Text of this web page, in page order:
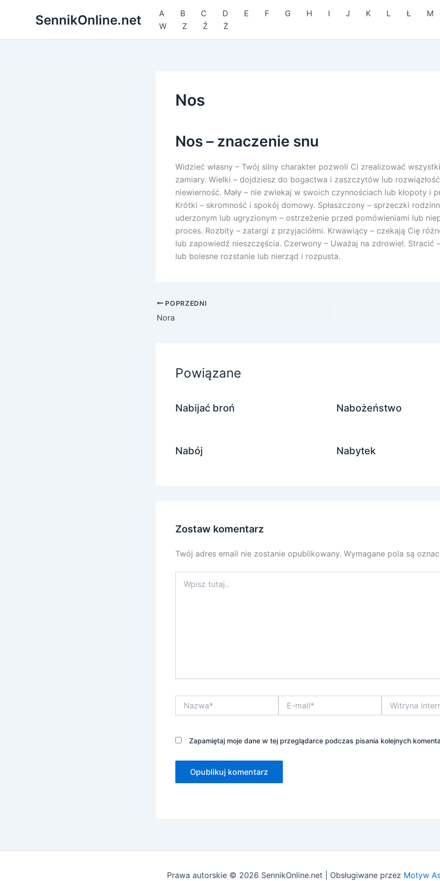
SennikOnline.net A B C D E F G H I J K L Ł M
W
Z Ź Ż
Nos
Nos – znaczenie snu
Widzieć własny – Twój silny charakter pozwoli Ci zrealizować
zamiary. Wielki – dojdziesz do bogactwa i zaszczytów lub
niewierność. Mały – nie zwlekaj w swoich czynnościach lub kłopoty i
Krótki – skromność i spokój domowy. Spłaszczony – sprzeczki
uderzonym lub ugryzionym – ostrzeżenie przed pomówieniami lub
proces. Rozbity – zatargi z przyjaciółmi. Krwawiący – czekają Cię
lub zapowiedź nieszczęścia. Czerwony – Uważaj na zdrowie!. Stracić
lub bolesne rozstanie lub nierząd i rozpusta.
POPRZEDNI
Nora
Powiązane
Nabijać broń Nabożeństwo
Nabój Nabytek
Zostaw komentarz
Twój adres email nie zostanie opublikowany. Wymagane pola są
tutaj..
mail*
internetowa
Zapamiętaj moje dane w tej przeglądarce podczas pisania kolejnych
Prawa autorskie © 2026 SennikOnline.net | Obsługiwane przez Motyw